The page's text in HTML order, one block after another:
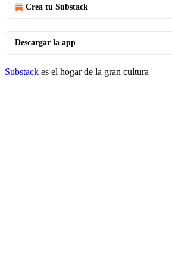
Crea tu Substack
Descargar la app
Substack es el hogar de la gran cultura